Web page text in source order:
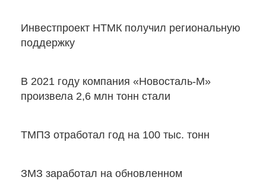
Инвестпроект НТМК получил региональную
поддержку
В 2021 году компания «Новосталь-М»
произвела 2,6 млн тонн стали
ТМПЗ отработал год на 100 тыс. тонн
ЗМЗ заработал на обновленном